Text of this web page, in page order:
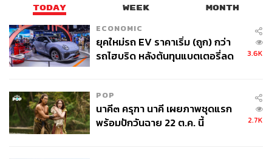
The Secret Sauce Summit
2.5K
TODAY WEEK MONTH
ECONOMIC
ยุคใหม่รถ EV ราคาเริ่ม (ถูก) กว่า
รถไฮบริด หลังต้นทุนแบตเตอรี่ลด
3.6K
POP
นาคี๓ ครุฑา นาคี เผยภาพชุดแรก
พร้อมปักวันฉาย 22 ต.ค. นี้
2.7K